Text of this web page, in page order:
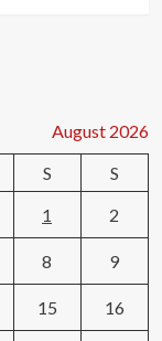
August 2026
S
S
1
2
8 9
15 16